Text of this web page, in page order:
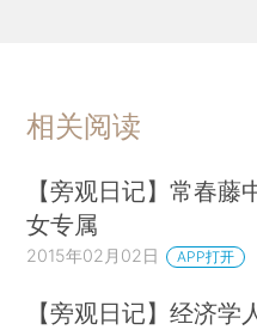
相关阅读
【旁观日记】常春
女专属
2015年02月02日 APP打开
【旁观日记】经济